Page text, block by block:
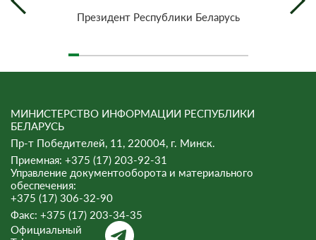
Президент Республики Беларусь
МИНИСТЕРСТВО ИНФОРМАЦИИ РЕСПУБЛИКИ
БЕЛАРУСЬ
Пр-т Победителей, 11, 220004, г. Минск.
Приемная: +375 (17) 203-92-31
Управление документооборота и материального
обеспечения:
+375 (17) 306-32-90
Факс: +375 (17) 203-34-35
Официальный